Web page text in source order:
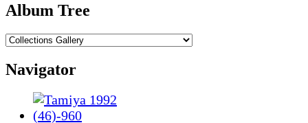
Album Tree
Navigator